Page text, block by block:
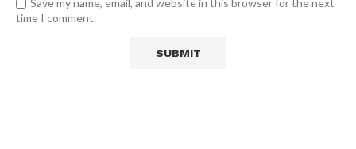
time I comment.